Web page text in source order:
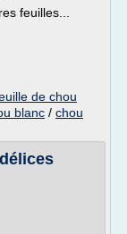
feuilles...
de chou
blanc / chou